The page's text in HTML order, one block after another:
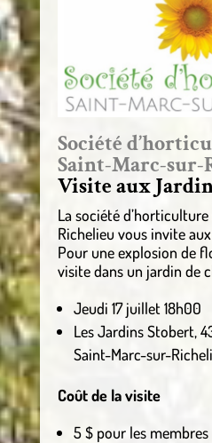
Société
Saint-Marc-
Visite aux
La société
Richelieu vous invite
Pour une explosion de
visite dans un jardin de
Jeudi 17 juillet 18h00
Les Jardins Stobert,
Saint-Marc-sur-
Coût de la visite
5 $ pour les membres